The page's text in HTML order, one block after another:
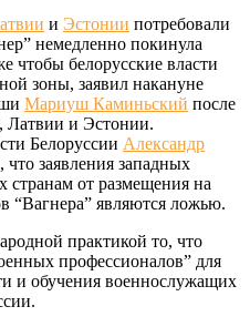
и Эстонии потребовали
немедленно покинула
чтобы белорусские власти
зоны, заявил накануне
Мариуш Каминьский после
Латвии и Эстонии.
Белоруссии Александр
что заявления западных
странам от размещения на
“Вагнера” являются ложью.
практикой то, что
профессионалов” для
и обучения военнослужащих